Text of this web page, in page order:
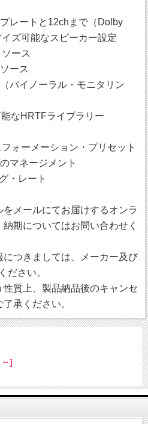
レートと12chまで（Dolby
ズ可能なスピーカー設定
ース
ース
バイノーラル・モニタリン
なHRTFライブラリー
ォーメーション・プリセット
マネージメント
・レート
メールにてお届けするオンラ
期についてはお問い合わせく
つきましては、メーカー及び
ださい。
質上、製品納品後のキャンセ
承ください。
]